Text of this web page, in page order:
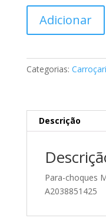
Classe
Adicionar
Categorias:
Descrição
Para-choques
A2038851425